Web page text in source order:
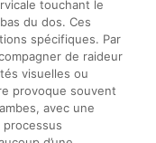
touchant le
du dos. Ces
spécifiques. Par
de raideur
visuelles ou
provoque souvent
avec une